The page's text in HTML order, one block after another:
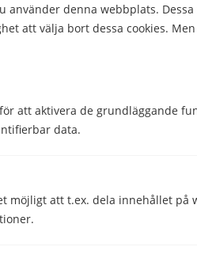
använder denna webbplats.
att välja bort dessa cookies.
att aktivera de grundläggande
data.
möjligt att t.ex. dela innehållet på
Utomlands
Skriven av